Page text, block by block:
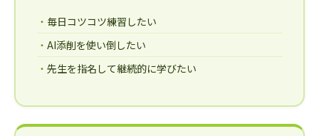
毎日コツコツ練習したい
AI添削を使い倒したい
先生を指名して継続的に学びたい